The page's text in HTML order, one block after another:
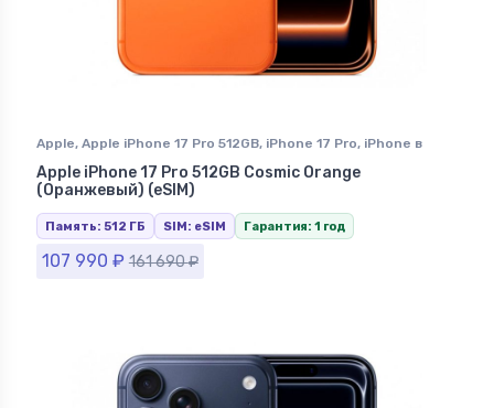
Apple, Apple iPhone 17 Pro 512GB, iPhone 17 Pro, iPhone в
Ставрополе
Apple iPhone 17 Pro 512GB Cosmic Orange
(Оранжевый) (eSIM)
Память: 512 ГБ SIM: eSIM Гарантия: 1 год
107 990 ₽ 161 690₽